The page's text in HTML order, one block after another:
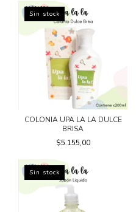
Sin stock
COLONIA UPA LA LA DULCE
BRISA
$5.155,00
Sin stock